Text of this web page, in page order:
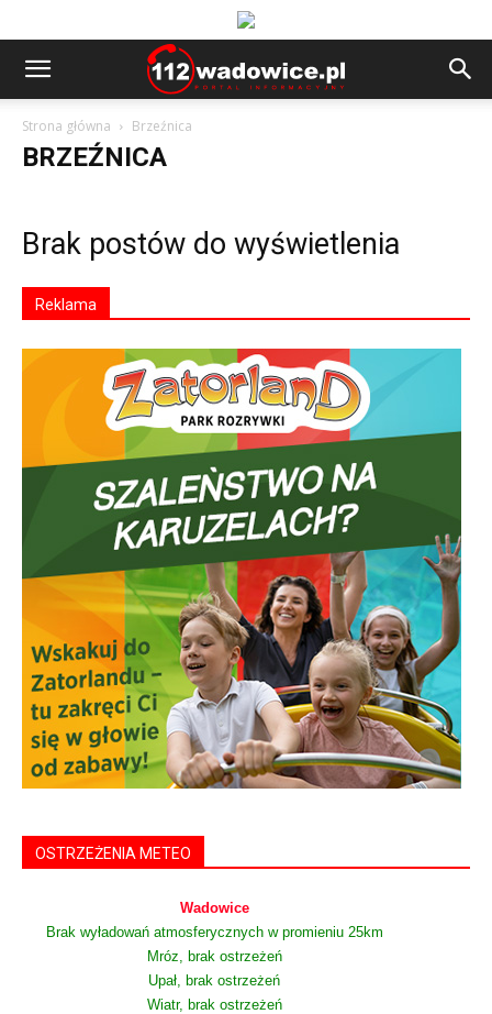
Strona główna Brzeźnica
BRZEŹNICA
Brak postów do wyświetlenia
Reklama
OSTRZEŻENIA METEO
Wadowice
Brak wyładowań atmosferycznych w promieniu 25km
Mróz, brak ostrzeżeń
Upał, brak ostrzeżeń
Wiatr, brak ostrzeżeń